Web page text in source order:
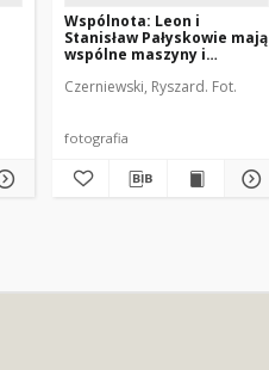
Wspólnota: Leon i
Stanisław Pałyskowie mają
wspólne maszyny i
sobie w pracach polowych
Czerniewski, Ryszard. Fot.
fotografia